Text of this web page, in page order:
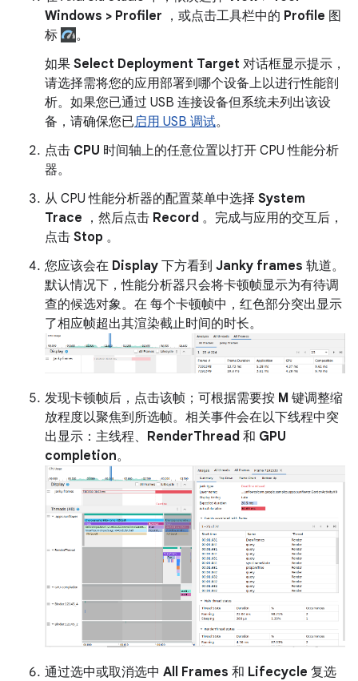
Windows > Profiler ，或点击工具栏中的 Profile 图
标
。
如果 Select Deployment Target 对话框显示提示，
请选择需将您的应用部署到哪个设备上以进行性能剖
析。如果您已通过 USB 连接设备但系统未列出该设
备，请确保您已启用 USB 调试。
点击 CPU 时间轴上的任意位置以打开 CPU 性能分析
器。
从 CPU 性能分析器的配置菜单中选择 System
Trace ，然后点击 Record 。完成与应用的交互后，
点击 Stop 。
您应该会在 Display 下方看到 Janky frames 轨道。
默认情况下，性能分析器只会将卡顿帧显示为有待调
查的候选对象。在 每个卡顿帧中，红色部分突出显示
了相应帧超出其渲染截止时间的时长。
发现卡顿帧后，点击该帧；可根据需要按 M 键调整缩
放程度以聚焦到所选帧。相关事件会在以下线程中突
出显示：主线程、 RenderThread 和 GPU
completion。
通过选中或取消选中 All Frames 和 Lifecycle 复选